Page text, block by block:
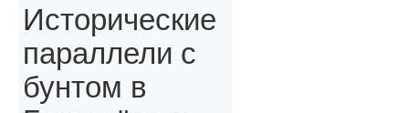
Исторические
параллели с
бунтом в